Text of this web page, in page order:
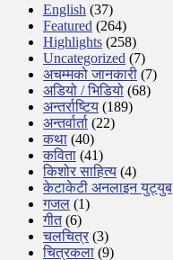
English (37)
Featured (264)
Highlights (258)
Uncategorized (7)
अचम्मको जानकारी (7)
अडियो / भिडियो (68)
अन्तर्राष्टिय (189)
अन्तर्वार्ता (22)
कथा (40)
कविता (41)
किशोर साहित्य (4)
केटाकेटी अनलाइन युट्युब
गजल (1)
गीत(6)
चलचित्र (3)
चित्रकला (9)